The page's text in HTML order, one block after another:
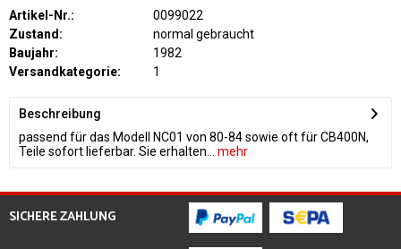
Artikel-Nr.:
0099022
Zustand:
normal gebraucht
Baujahr:
1982
Versandkategorie:
1
Beschreibung
passend für das Modell NC01 von 80-84 sowie oft für CB400N,
Teile sofort lieferbar. Sie erhalten...
mehr
SICHERE ZAHLUNG